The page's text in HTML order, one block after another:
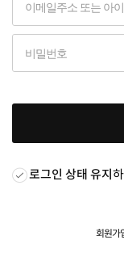
로그인 상태 유지
회원가